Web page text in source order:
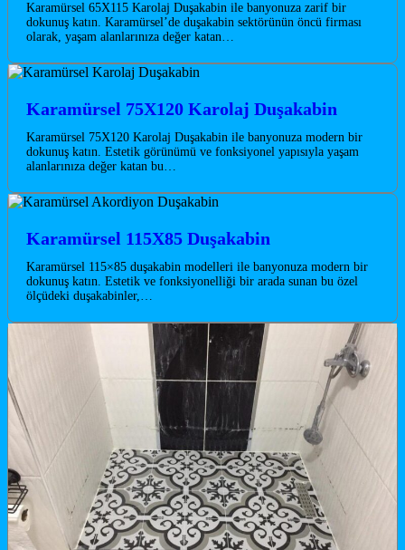
Karamürsel 65X115 Karolaj Duşakabin ile banyonuza zarif bir
dokunuş katın. Karamürsel’de duşakabin sektörünün öncü firması
olarak, yaşam alanlarınıza değer katan…
Karamürsel 75X120 Karolaj Duşakabin
Karamürsel 75X120 Karolaj Duşakabin ile banyonuza modern bir
dokunuş katın. Estetik görünümü ve fonksiyonel yapısıyla yaşam
alanlarınıza değer katan bu…
Karamürsel 115X85 Duşakabin
Karamürsel 115×85 duşakabin modelleri ile banyonuza modern bir
dokunuş katın. Estetik ve fonksiyonelliği bir arada sunan bu özel
ölçüdeki duşakabinler,…